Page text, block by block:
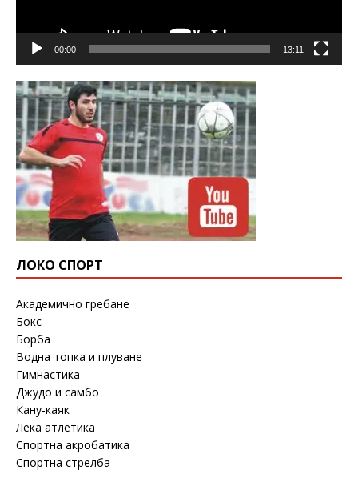
00:00 13:11
ЛОКО СПОРТ
Академично гребане
Бокс
Борба
Водна топка и плуване
Гимнастика
Джудо и самбо
Кану-каяк
Лека атлетика
Спортна акробатика
Спортна стрелба